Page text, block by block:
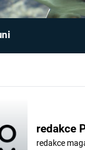
redakce
redakce